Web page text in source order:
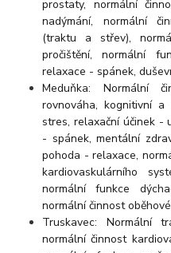
prostaty, normální
nadýmání, normální
(traktu a střev),
pročištění, normální
relaxace - spánek,
Meduňka: Normální
rovnováha, kognitivní
stres, relaxační účinek -
- spánek, mentální
pohoda - relaxace,
kardiovaskulárního
normální funkce
normální činnost
Truskavec: Normální
normální činnost